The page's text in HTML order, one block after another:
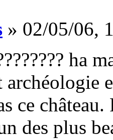
» 02/05/06,
ha
archéologie
ce
des plus